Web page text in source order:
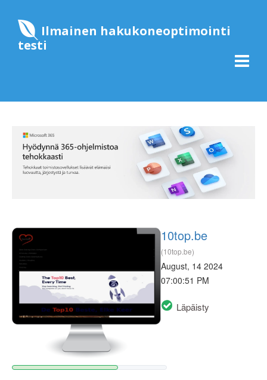
Ilmainen hakukoneoptimointi
testi
10top.be
(10top.be)
August, 14 2024
07:00:51 PM
Läpäisty